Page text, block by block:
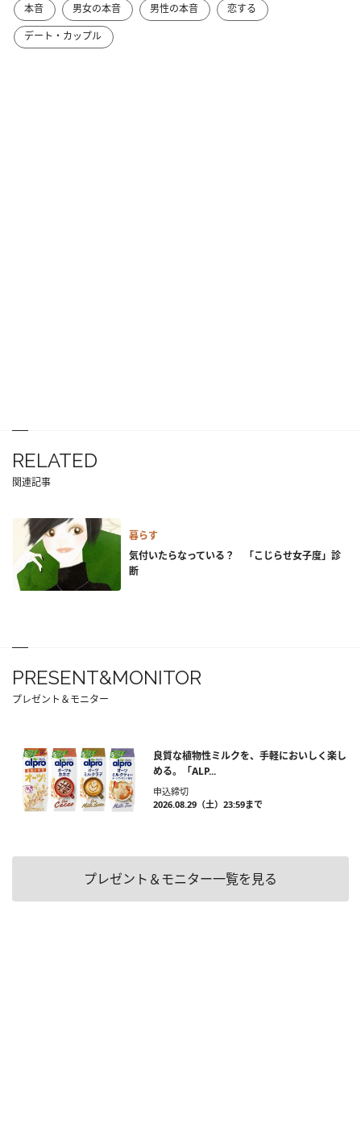
本音 男女の本音 男性の本音
恋する
デート・カップル
RELATED
関連記事
暮らす
気付いたらなっている？ 「こじらせ女子度」診
断
PRESENT&MONITOR
プレゼント＆モニター
良質な植物性ミルクを、手軽においしく楽し
める。「ALP...
申込締切
2026.08.29（土）23:59まで
プレゼント＆モニター一覧を見る